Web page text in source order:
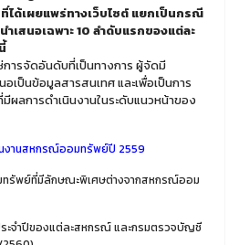
ได้เผยแพร่ทางเว็บไซต์ แยกเป็นกรณี
ำเสนอเฉพาะ 10 ลำดับแรกของแต่ละ
ารจัดอันดับที่เป็นทางการ ผู้จัดมี
เป็นข้อมูลสารสนเทศ และเพื่อเป็นการ
ลการดำเนินงานในระดับแนวหน้าของ
งานสหกรณ์ออมทรัพย์ปี 2559
รัพย์ที่มีลักษณะพิเศษต่างจากสหกรณ์ออม
ะจำปีของแต่ละสหกรณ์ และกรมตรวจบัญชี